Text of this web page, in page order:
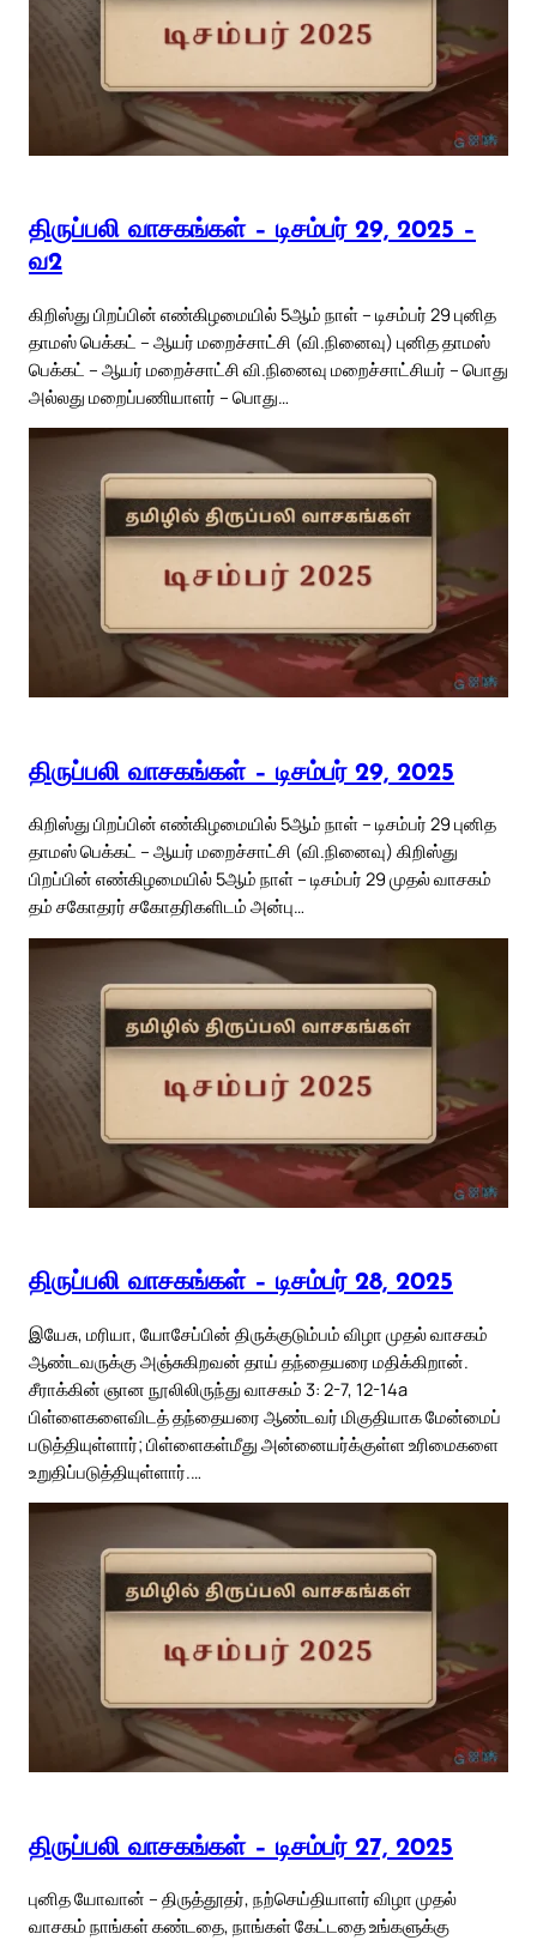
திருப்பலி வாசகங்கள் – டிசம்பர் 29, 2025 –
வ2
கிறிஸ்து பிறப்பின் எண்கிழமையில் 5ஆம் நாள் – டிசம்பர் 29 புனித
தாமஸ் பெக்கட் – ஆயர் மறைச்சாட்சி (வி.நினைவு) புனித தாமஸ்
பெக்கட் – ஆயர் மறைச்சாட்சி வி.நினைவு மறைச்சாட்சியர் – பொது
அல்லது மறைப்பணியாளர் – பொது…
திருப்பலி வாசகங்கள் – டிசம்பர் 29, 2025
கிறிஸ்து பிறப்பின் எண்கிழமையில் 5ஆம் நாள் – டிசம்பர் 29 புனித
தாமஸ் பெக்கட் – ஆயர் மறைச்சாட்சி (வி.நினைவு) கிறிஸ்து
பிறப்பின் எண்கிழமையில் 5ஆம் நாள் – டிசம்பர் 29 முதல் வாசகம்
தம் சகோதரர் சகோதரிகளிடம் அன்பு…
திருப்பலி வாசகங்கள் – டிசம்பர் 28, 2025
இயேசு, மரியா, யோசேப்பின் திருக்குடும்பம் விழா முதல் வாசகம்
ஆண்டவருக்கு அஞ்சுகிறவன் தாய் தந்தையரை மதிக்கிறான்.
சீராக்கின் ஞான நூலிலிருந்து வாசகம் 3: 2-7, 12-14a
பிள்ளைகளைவிடத் தந்தையரை ஆண்டவர் மிகுதியாக மேன்மைப்
படுத்தியுள்ளார்; பிள்ளைகள்மீது அன்னையர்க்குள்ள உரிமைகளை
உறுதிப்படுத்தியுள்ளார்.…
திருப்பலி வாசகங்கள் – டிசம்பர் 27, 2025
புனித யோவான் – திருத்தூதர், நற்செய்தியாளர் விழா முதல்
வாசகம் நாங்கள் கண்டதை, நாங்கள் கேட்டதை உங்களுக்கு